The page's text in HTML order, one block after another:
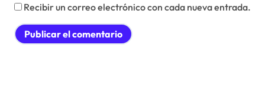
Recibir un correo electrónico con cada nueva entrada.